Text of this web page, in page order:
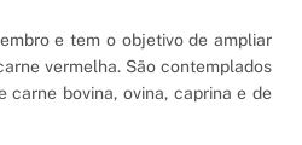
e tem o objetivo de ampliar
vermelha. São contemplados
carne bovina, ovina, caprina e de